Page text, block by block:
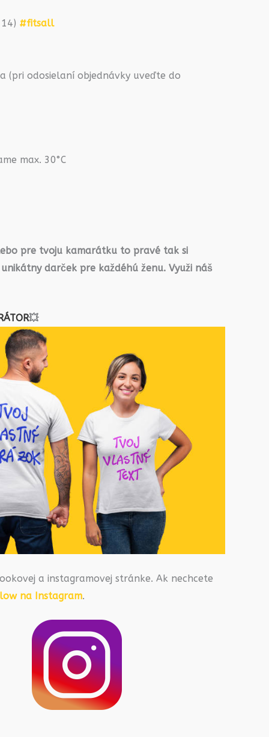
#fitsall
(pri odosielaní objednávky uveďte do
max. 30°C
pre tvoju kamarátku to pravé tak si
darček pre každéhú ženu. Využi náš
💥
a instagramovej stránke. Ak nechcete
na Instagram.